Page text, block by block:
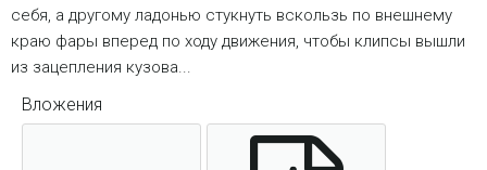
себя, а другому ладонью стукнуть вскользь по внешнему
краю фары вперед по ходу движения, чтобы клипсы вышли
из зацепления кузова...
Вложения